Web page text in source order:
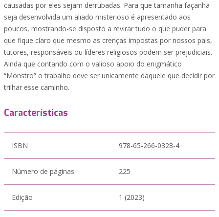
causadas por eles sejam derrubadas. Para que tamanha façanha
seja desenvolvida um aliado misterioso é apresentado aos
poucos, mostrando-se disposto a revirar tudo o que puder para
que fique claro que mesmo as crenças impostas por nossos pais,
tutores, responsáveis ou líderes religiosos podem ser prejudiciais.
Ainda que contando com o valioso apoio do enigmático
“Monstro” o trabalho deve ser unicamente daquele que decidir por
trilhar esse caminho.
Características
ISBN 978-65-266-0328-4
Número de páginas 225
Edição 1 (2023)